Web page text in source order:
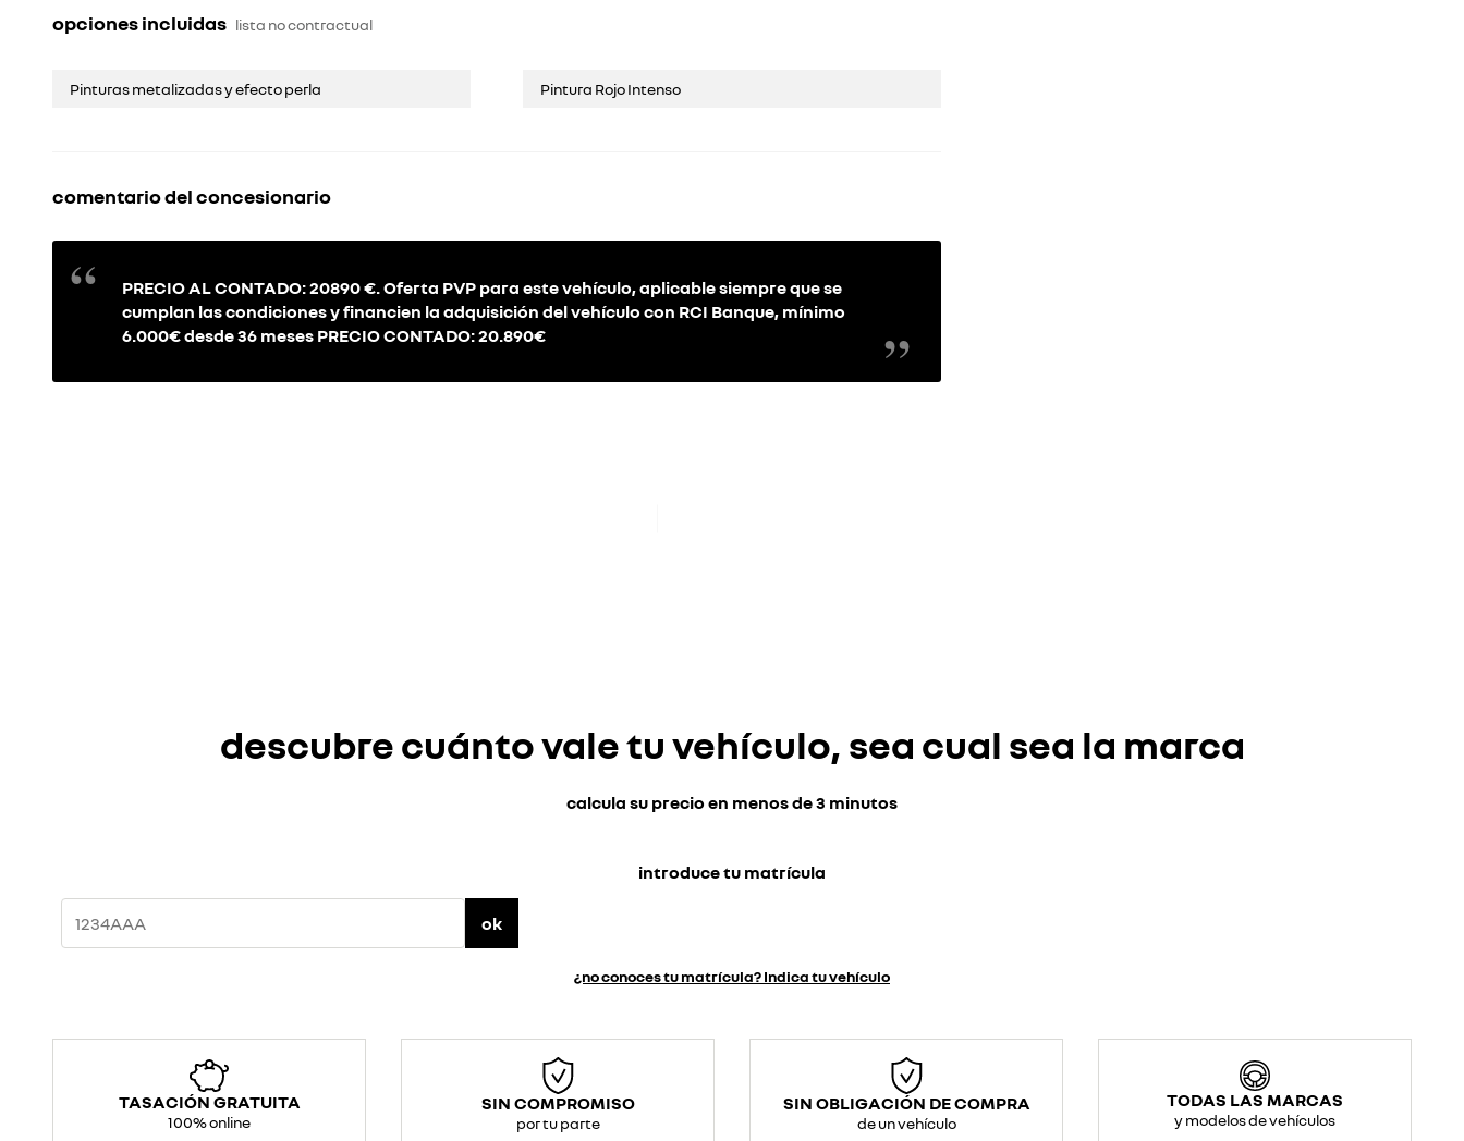
opciones incluidas lista no contractual
Pinturas metalizadas y efecto perla Pintura Rojo Intenso
comentario del concesionario
PRECIO AL CONTADO: 20890 €. Oferta PVP para este vehículo, aplicable siempre que se
cumplan las condiciones y financien la adquisición del vehículo con RCI Banque, mínimo
6.000€ desde 36 meses PRECIO CONTADO: 20.890€
descubre cuánto vale tu vehículo, sea cual sea la marca
calcula su precio en menos de 3 minutos
introduce tu matrícula
ok
¿no conoces tu matrícula? Indica tu vehículo
TASACIÓN GRATUITA
100% online
SIN COMPROMISO
por tu parte
SIN OBLIGACIÓN DE COMPRA
de un vehículo
TODAS LAS MARCAS
y modelos de vehículos